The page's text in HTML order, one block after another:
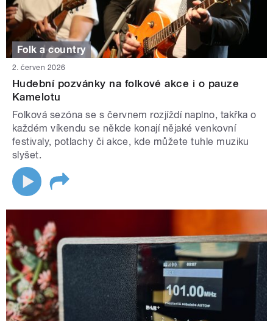
Folk a country
2. červen 2026
Hudební pozvánky na folkové akce i o pauze
Kamelotu
Folková sezóna se s červnem rozjíždí naplno, takřka o
každém víkendu se někde konají nějaké venkovní
festivaly, potlachy či akce, kde můžete tuhle muziku
slyšet.